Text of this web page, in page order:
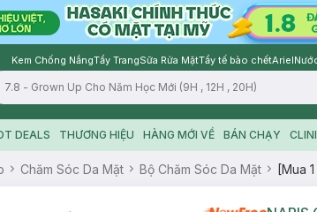
Kem Chống NắngTẩy TrangSữa Rửa MặtTẩy tế bào chếtAriel
DEALS THƯƠNG HIỆU HÀNG MỚI VỀ BÁN CHẠY
Chăm Sóc Da Mặt Bộ Chăm Sóc Da Mặt [Mua